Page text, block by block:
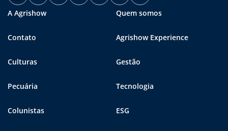
A Agrishow Quem somos
Contato Agrishow Experience
Culturas Gestão
Pecuária Tecnologia
Colunistas ESG